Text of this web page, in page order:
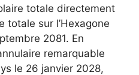
totale directement
totale sur l’Hexagone
2081. En
remarquable
le 26 janvier 2028,